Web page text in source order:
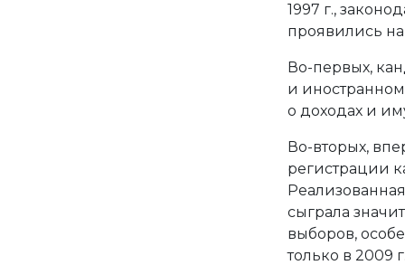
1997 г.,
проявились
Во-первых,
и
о доходах и
Во-вторых,
регистрации
сыграла
выборов,
только в 2009